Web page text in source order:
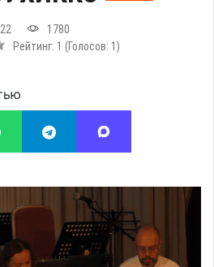
1780
Рейтинг: 1 (Голосов: 1 )